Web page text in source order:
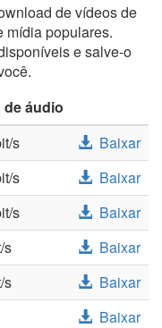
de vídeos de
mídia populares.
e salve-o
de áudio
s
Baixar
s
Baixar
s
Baixar
s
Baixar
s
Baixar
Baixar